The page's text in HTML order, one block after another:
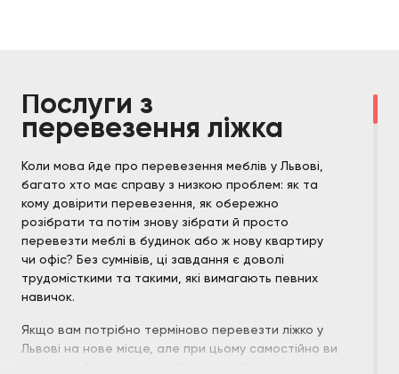
Послуги з
перевезення ліжка
Коли мова йде про перевезення меблів у Львові,
багато хто має справу з низкою проблем: як та
кому довірити перевезення, як обережно
розібрати та потім знову зібрати й просто
перевезти меблі в будинок або ж нову квартиру
чи офіс? Без сумнівів, ці завдання є доволі
трудомісткими та такими, які вимагають певних
навичок.
Якщо вам потрібно терміново перевезти ліжко у
Львові на нове місце, але при цьому самостійно ви